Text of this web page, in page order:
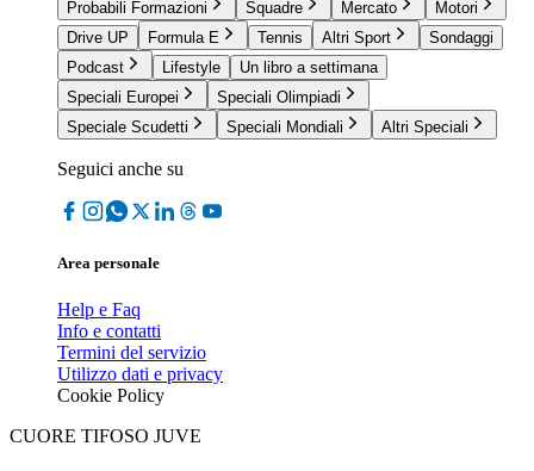
Probabili Formazioni
Squadre Mercato
Motori
Drive UP
Formula E Tennis Altri Sport
Sondaggi
Podcast
Lifestyle
Un libro a settimana
Speciali Europei
Speciali Olimpiadi
Speciale Scudetti
Speciali Mondiali Altri Speciali
Seguici anche su
Area personale
Help e Faq
Info e contatti
Termini del servizio
Utilizzo dati e privacy
Cookie Policy
CUORE TIFOSO JUVE